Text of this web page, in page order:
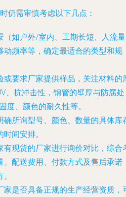
仍需审慎考虑以下几点：
（如户外/室内、工期长短、人流
动频率等，确定最适合的类型和规
或要求厂家提供样品，关注材料的
、抗冲击性，钢管的壁厚与防腐处
度、颜色的耐久性等。
确所询型号、颜色、数量的具体库
间安排。
有现货的厂家进行询价对比，综合
、配送费用、付款方式及售后承诺
家是否具备正规的生产经营资质，